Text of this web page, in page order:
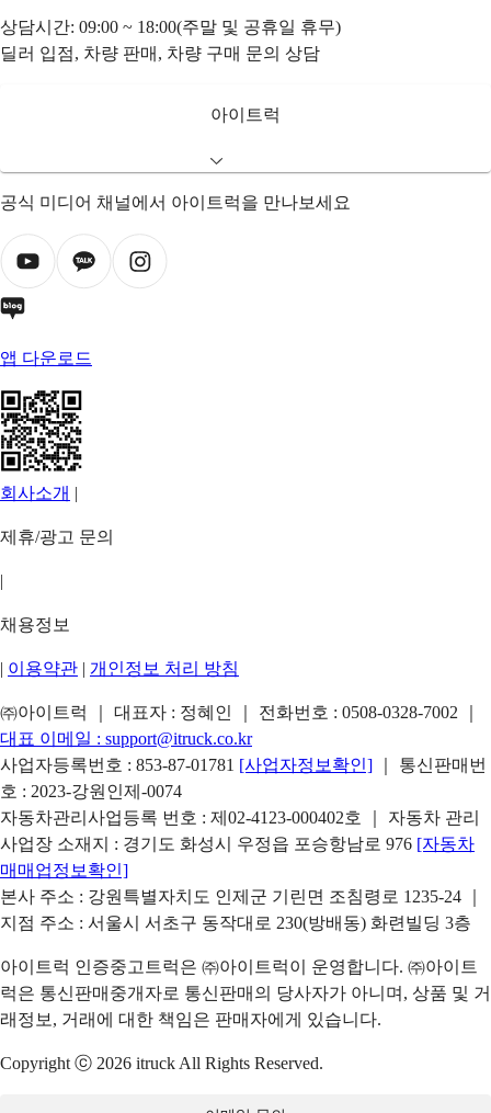
상담시간: 09:00 ~ 18:00(주말 및 공휴일 휴무)
딜러 입점, 차량 판매, 차량 구매 문의 상담
아이트럭
공식 미디어 채널에서 아이트럭을 만나보세요
앱 다운로드
회사소개 |
제휴/광고 문의
|
채용정보
| 이용약관 | 개인정보 처리 방침
㈜아이트럭 ｜ 대표자 : 정혜인 ｜ 전화번호 : 0508-0328-7002
대표 이메일 : support@itruck.co.kr
사업자등록번호 : 853-87-01781 [사업자정보확인]
｜ 통신판매번
호 : 2023-강원인제-0074
자동차관리사업등록 번호 : 제02-4123-000402호 ｜ 자동차 관리
사업장 소재지 : 경기도 화성시 우정읍 포승항남로 976 [자동차
매매업정보확인]
본사 주소 : 강원특별자치도 인제군 기린면 조침령로 1235-24 ｜
지점 주소 : 서울시 서초구 동작대로 230(방배동) 화련빌딩 3층
아이트럭 인증중고트럭은 ㈜아이트럭이 운영합니다. ㈜아이트
럭은 통신판매중개자로 통신판매의 당사자가 아니며, 상품 및 거
래정보, 거래에 대한 책임은 판매자에게 있습니다.
Copyright ⓒ 2026 itruck All Rights Reserved.